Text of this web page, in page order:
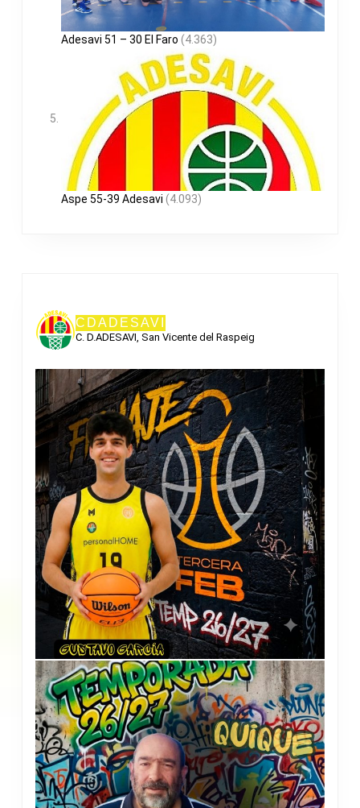
Adesavi 51 – 30 El Faro (4.363)
Aspe 55-39 Adesavi (4.093)
CDADESAVI
C. D.ADESAVI, San Vicente del Raspeig